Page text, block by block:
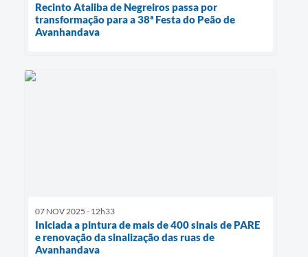
Recinto Ataliba de Negreiros passa por
transformação para a 38ª Festa do Peão de
Avanhandava
07 NOV 2025 - 12h33
Iniciada a pintura de mais de 400 sinais de PARE
e renovação da sinalização das ruas de
Avanhandava